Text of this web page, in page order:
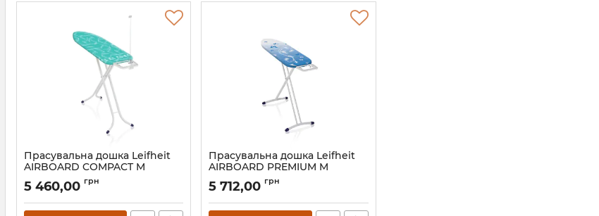
Прасувальна дошка Leifheit
AIRBOARD COMPACT M
Артикул: 72585
5 460,00 грн
Прасувальна дошка Leifheit
AIRBOARD PREMIUM M
Артикул: 72563
5 712,00 грн